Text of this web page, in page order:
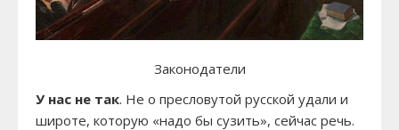
Законодатели
У нас не так. Не о пресловутой русской удали и
широте, которую «надо бы сузить», сейчас речь.